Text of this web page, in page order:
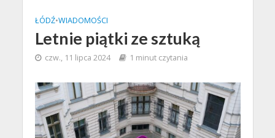
ŁÓDŹ•WIADOMOŚCI
Letnie piątki ze sztuką
czw., 11 lipca 2024 1 minut czytania